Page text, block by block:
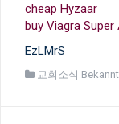
cheap Hyzaar
buy Viagra Super
EzLMrS
교회소식